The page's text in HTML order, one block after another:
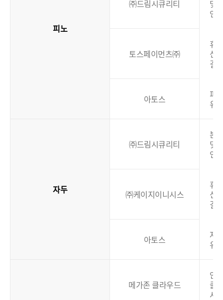
피노
㈜드림시큐리티
및
인
토스페이먼츠㈜
휴
신
결
아토스
피
유
자두
㈜드림시큐리티
본
및
인
㈜케이지이니시스
휴
신
결
아토스
자
유
메가존 클라우드
안
클
서